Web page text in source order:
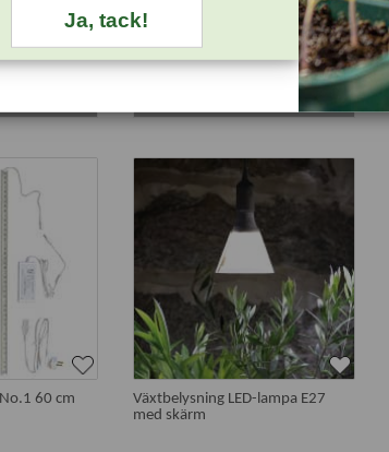
609 kr
60 cm
Växtbelysning LED-lampa E27
med skärm
Ja, tack!